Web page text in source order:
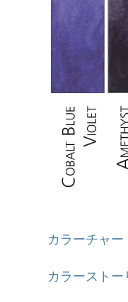
カラーチャ
カラースト